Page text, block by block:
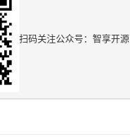
扫码关注公众号：智享开源